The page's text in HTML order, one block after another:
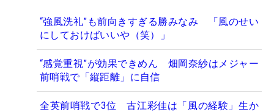
“強風洗礼”も前向きすぎる勝みなみ 「風のせい
にしておけばいいや（笑）」
“感覚重視”が効果できめん 畑岡奈紗はメジャー
前哨戦で「縦距離」に自信
全英前哨戦で3位 古江彩佳は「風の経験」生か